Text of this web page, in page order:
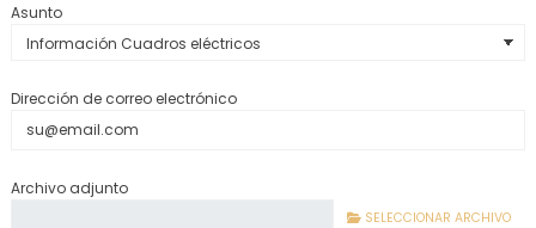
Asunto
Dirección de correo electrónico
Archivo adjunto
SELECCIONAR ARCHIVO